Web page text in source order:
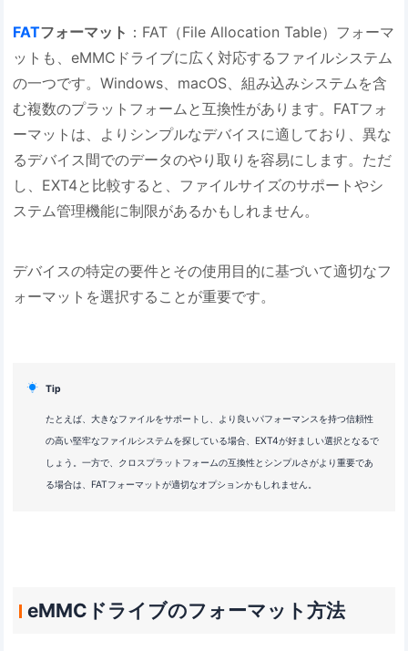
FATフォーマット ：FAT（File Allocation Table）フォーマ
ットも、eMMCドライブに広く対応するファイルシステム
の一つです。Windows、macOS、組み込みシステムを含
む複数のプラットフォームと互換性があります。FATフォ
ーマットは、よりシンプルなデバイスに適しており、異な
るデバイス間でのデータのやり取りを容易にします。ただ
し、EXT4と比較すると、ファイルサイズのサポートやシ
ステム管理機能に制限があるかもしれません。
デバイスの特定の要件とその使用目的に基づいて適切なフ
ォーマットを選択することが重要です。
 Tip
たとえば、大きなファイルをサポートし、より良いパフォーマンスを持つ信頼性
の高い堅牢なファイルシステムを探している場合、EXT4が好ましい選択となるで
しょう。一方で、クロスプラットフォームの互換性とシンプルさがより重要であ
る場合は、FATフォーマットが適切なオプションかもしれません。
eMMCドライブのフォーマット方法